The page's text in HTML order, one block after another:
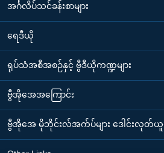
အင်္ဂလိပ်သင်ခန်းစာများ
ရေဒီယို
ရုပ်သံအစီအစဉ်နှင့် ဗွီဒီယိုကဏ္ဍများ
ဗွီအိုအေအကြောင်း
ဗွီအိုအေ မိုဘိုင်းလ်အက်ပ်များ ဒေါင်းလုတ်ယူ